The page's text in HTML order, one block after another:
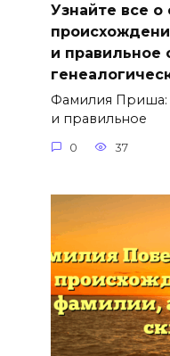
Узнайте все
и правильное
Фамилия Приша:
и правильное
0 37